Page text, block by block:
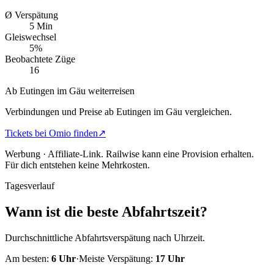
Ø Verspätung
5 Min
Gleiswechsel
5%
Beobachtete Züge
16
Ab Eutingen im Gäu weiterreisen
Verbindungen und Preise ab Eutingen im Gäu vergleichen.
Tickets bei Omio finden↗
Werbung · Affiliate-Link. Railwise kann eine Provision erhalten.
Für dich entstehen keine Mehrkosten.
Tagesverlauf
Wann ist die beste Abfahrtszeit?
Durchschnittliche Abfahrtsverspätung nach Uhrzeit.
Am besten: 6 Uhr·Meiste Verspätung: 17 Uhr